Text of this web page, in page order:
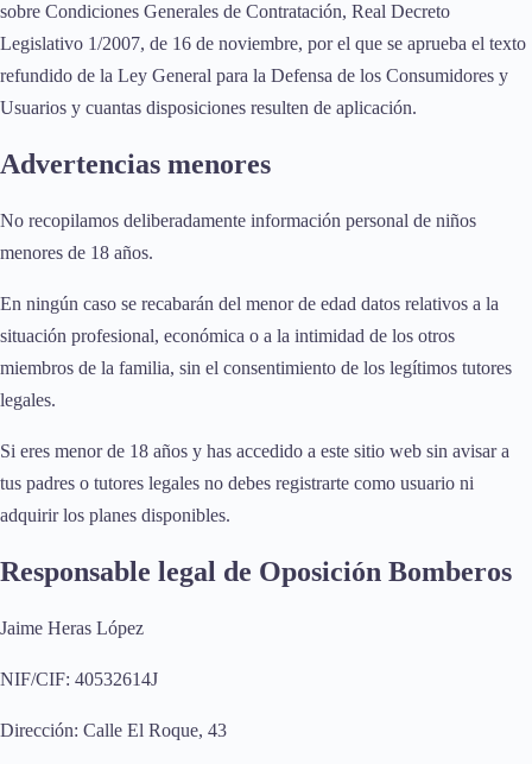
sobre Condiciones Generales de Contratación, Real Decreto
Legislativo 1/2007, de 16 de noviembre, por el que se aprueba el texto
refundido de la Ley General para la Defensa de los Consumidores y
Usuarios y cuantas disposiciones resulten de aplicación.
Advertencias menores
No recopilamos deliberadamente información personal de niños
menores de 18 años.
En ningún caso se recabarán del menor de edad datos relativos a la
situación profesional, económica o a la intimidad de los otros
miembros de la familia, sin el consentimiento de los legítimos tutores
legales.
Si eres menor de 18 años y has accedido a este sitio web sin avisar a
tus padres o tutores legales no debes registrarte como usuario ni
adquirir los planes disponibles.
Responsable legal de Oposición Bomberos
Jaime Heras López
NIF/CIF: 40532614J
Dirección: Calle El Roque, 43